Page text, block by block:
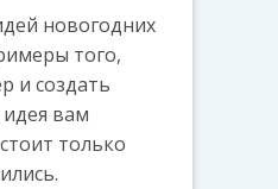
новогодних
того,
и создать
идея вам
только